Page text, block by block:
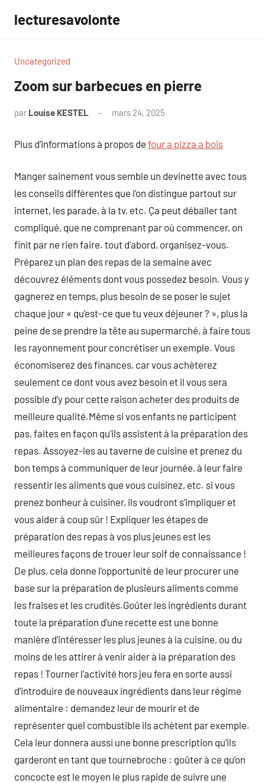
contenu
lecturesavolonte
Uncategorized
Zoom sur barbecues en pierre
par Louise KESTEL mars 24, 2025
Plus d’informations à propos de four a pizza a bois
Manger sainement vous semble un devinette avec tous
les conseils différentes que l’on distingue partout sur
internet, les parade, à la tv, etc. Ça peut déballer tant
compliqué, que ne comprenant par où commencer, on
finit par ne rien faire. tout d’abord, organisez-vous.
Préparez un plan des repas de la semaine avec
découvrez éléments dont vous possedez besoin. Vous y
gagnerez en temps, plus besoin de se poser le sujet
chaque jour « qu’est-ce que tu veux déjeuner ? », plus la
peine de se prendre la tête au supermarché, à faire tous
les rayonnement pour concrétiser un exemple. Vous
économiserez des finances, car vous achèterez
seulement ce dont vous avez besoin et il vous sera
possible d’y pour cette raison acheter des produits de
meilleure qualité.Même si vos enfants ne participent
pas, faites en façon qu’ils assistent à la préparation des
repas. Assoyez-les au taverne de cuisine et prenez du
bon temps à communiquer de leur journée, à leur faire
ressentir les aliments que vous cuisinez, etc. si vous
prenez bonheur à cuisiner, ils voudront s’impliquer et
vous aider à coup sûr ! Expliquer les étapes de
préparation des repas à vos plus jeunes est les
meilleures façons de trouer leur soif de connaissance !
De plus, cela donne l’opportunité de leur procurer une
base sur la préparation de plusieurs aliments comme
les fraises et les crudités.Goûter les ingrédients durant
toute la préparation d’une recette est une bonne
manière d’intéresser les plus jeunes à la cuisine, ou du
moins de les attirer à venir aider à la préparation des
repas ! Tourner l’activité hors jeu fera en sorte aussi
d’introduire de nouveaux ingrédients dans leur régime
alimentaire : demandez leur de mourir et de
représenter quel combustible ils achètent par exemple.
Cela leur donnera aussi une bonne prescription qu’ils
garderont en tant que tournebroche : goûter à ce qu’on
concocte est le moyen le plus rapide de suivre une